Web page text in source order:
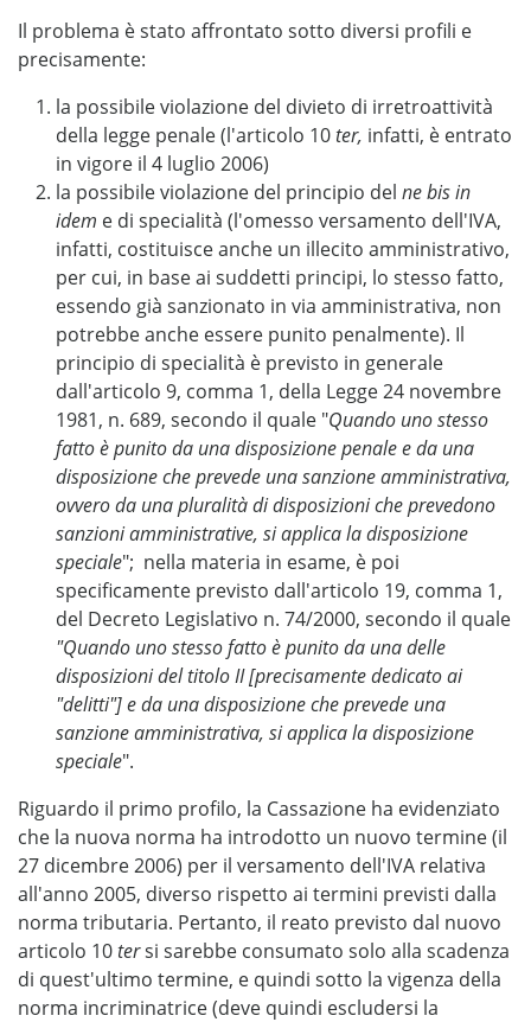
Il problema è stato affrontato sotto diversi profili e
precisamente:
la possibile violazione del divieto di irretroattività
della legge penale (l'articolo 10ter, infatti, è entrato
in vigore il 4 luglio 2006)
la possibile violazione del principio del ne bis in
idem e di specialità (l'omesso versamento dell'IVA,
infatti, costituisce anche un illecito amministrativo,
per cui, in base ai suddetti principi, lo stesso fatto,
essendo già sanzionato in via amministrativa, non
potrebbe anche essere punito penalmente). Il
principio di specialità è previsto in generale
dall'articolo 9, comma 1, della Legge 24 novembre
1981, n. 689, secondo il quale "Quando uno stesso
fatto è punito da una disposizione penale e da una
disposizione che prevede una sanzione amministrativa,
ovvero da una pluralità di disposizioni che prevedono
sanzioni amministrative, si applica la disposizione
speciale"; nella materia in esame, è poi
specificamente previsto dall'articolo 19, comma 1,
del Decreto Legislativo n. 74/2000, secondo il quale
"Quando uno stesso fatto è punito da una delle
disposizioni del titolo II [precisamente dedicato ai
"delitti"] e da una disposizione che prevede una
sanzione amministrativa, si applica la disposizione
speciale".
Riguardo il primo profilo, la Cassazione ha evidenziato
che la nuova norma ha introdotto un nuovo termine (il
27 dicembre 2006) per il versamento dell'IVA relativa
all'anno 2005, diverso rispetto ai termini previsti dalla
norma tributaria. Pertanto, il reato previsto dal nuovo
articolo 10tersi sarebbe consumato solo alla scadenza
di quest'ultimo termine, e quindi sotto la vigenza della
norma incriminatrice (deve quindi escludersi la